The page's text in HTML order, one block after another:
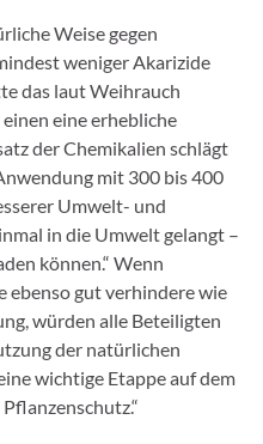
Weise gegen
weniger Akarizide
das laut Weihrauch
eine erhebliche
der Chemikalien schlägt
mit 300 bis 400
Umwelt- und
in die Umwelt gelangt –
können.“ Wenn
ebenso gut verhindere wie
würden alle Beteiligten
der natürlichen
wichtige Etappe auf dem